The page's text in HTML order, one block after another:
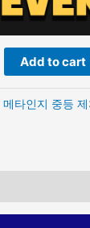
Add to cart
메타인지 중등